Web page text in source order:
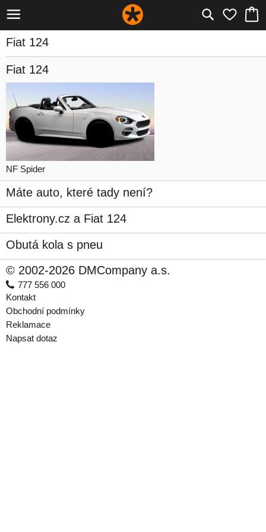
Fiat 124
Fiat 124
NF Spider
Máte auto, které tady není?
Elektrony.cz a Fiat 124
Obutá kola s pneu
© 2002-2026 DMCompany a.s.
777 556 000
Kontakt
Obchodní podmínky
Reklamace
Napsat dotaz